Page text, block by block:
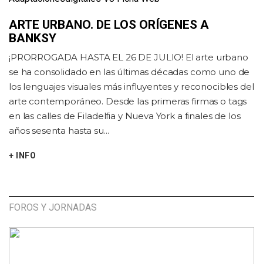
ARTE URBANO. DE LOS ORÍGENES A
BANKSY
¡PRORROGADA HASTA EL 26 DE JULIO! El arte urbano
se ha consolidado en las últimas décadas como uno de
los lenguajes visuales más influyentes y reconocibles del
arte contemporáneo. Desde las primeras firmas o tags
en las calles de Filadelfia y Nueva York a finales de los
años sesenta hasta su...
+ INFO
FOROS Y JORNADAS